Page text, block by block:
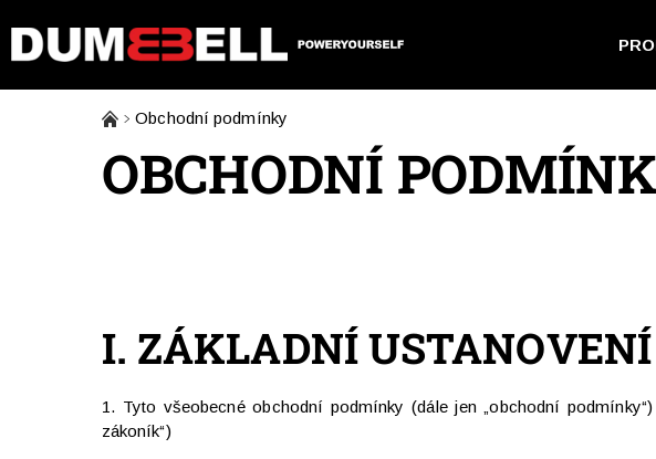
Obchodní podmínky
OBCHODNÍ
I. ZÁKLADNÍ USTANOVENÍ
1. Tyto všeobecné obchodní podmínky (dále jen „obchodní
zákoník“)